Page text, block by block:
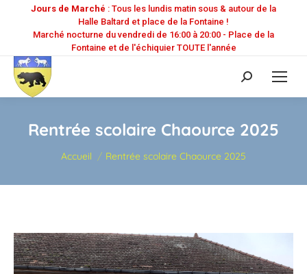
Jours de Marché : Tous les lundis matin sous & autour de la
Halle Baltard et place de la Fontaine !
Marché nocturne du vendredi de 16:00 à 20:00 - Place de la
Fontaine et de l'échiquier TOUTE l'année
Recherche
:
Rentrée scolaire Chaource 2025
Vous êtes ici :
Accueil Rentrée scolaire Chaource 2025